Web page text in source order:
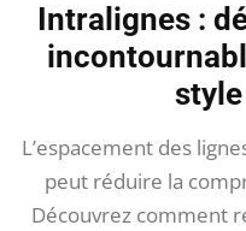
Intralignes :
L’espacement des
peut réduire la
Découvrez comment